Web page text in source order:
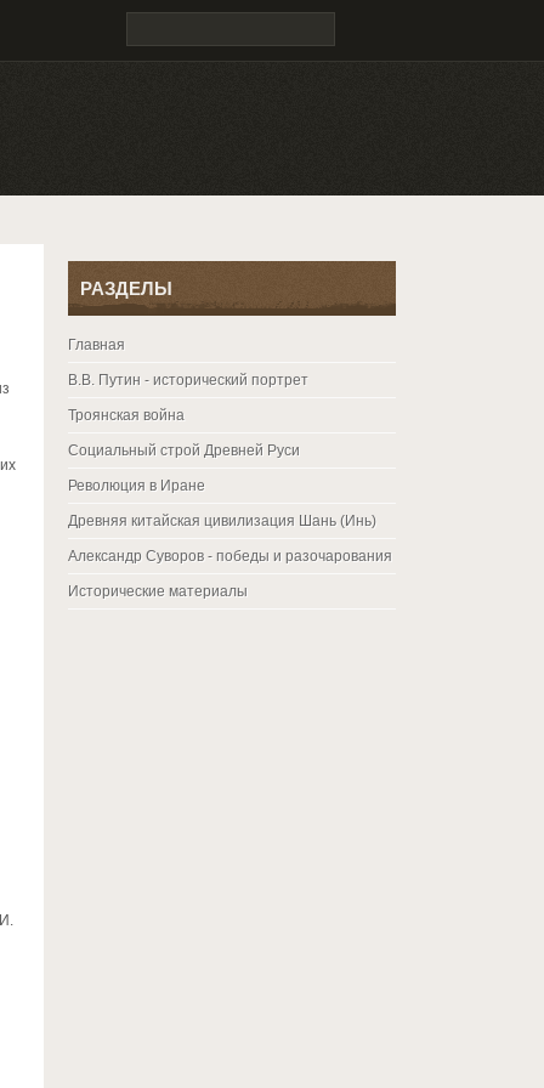
РАЗДЕЛЫ
Главная
В.В. Путин - исторический портрет
Троянская война
Социальный строй Древней Руси
Революция в Иране
Древняя китайская цивилизация Шань (Инь)
Александр Суворов - победы и разочарования
Исторические материалы